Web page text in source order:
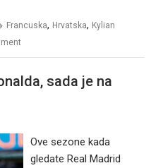
Francuska, Hrvatska, Kylian
sada je na
Ove sezone kada
gledate Real Madrid